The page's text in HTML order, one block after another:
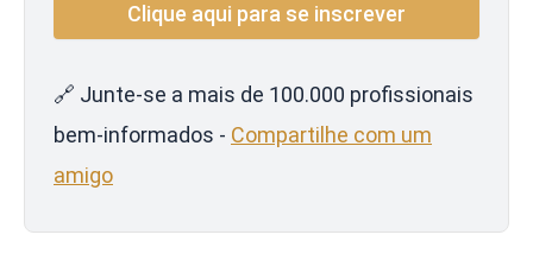
🔗 Junte-se a mais de 100.000 profissionais
bem-informados - Compartilhe com um
amigo